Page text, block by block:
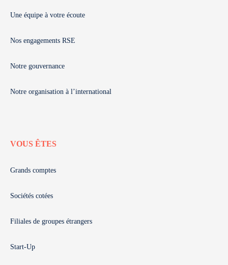
Une équipe à votre écoute
Nos engagements RSE
Notre gouvernance
Notre organisation à l’international
VOUS ÊTES
Grands comptes
Sociétés cotées
Filiales de groupes étrangers
Start-Up